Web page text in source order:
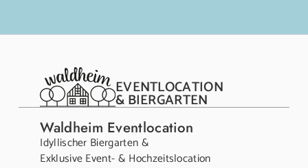
EVENTLOCATION
& BIERGARTEN
Waldheim Eventlocation
Idyllischer Biergarten &
Exklusive Event- & Hochzeitslocation